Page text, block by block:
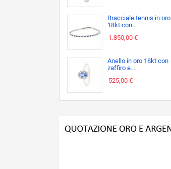
Bracciale tennis in oro
18kt con...
1.850,00 €
Anello in oro 18kt con
zaffiro e...
525,00 €